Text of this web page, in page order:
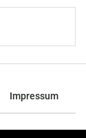
Impressum
und der